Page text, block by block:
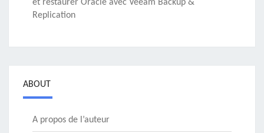
et restaurer Oracle avec Veeam Backup &
Replication
ABOUT
A propos de l’auteur